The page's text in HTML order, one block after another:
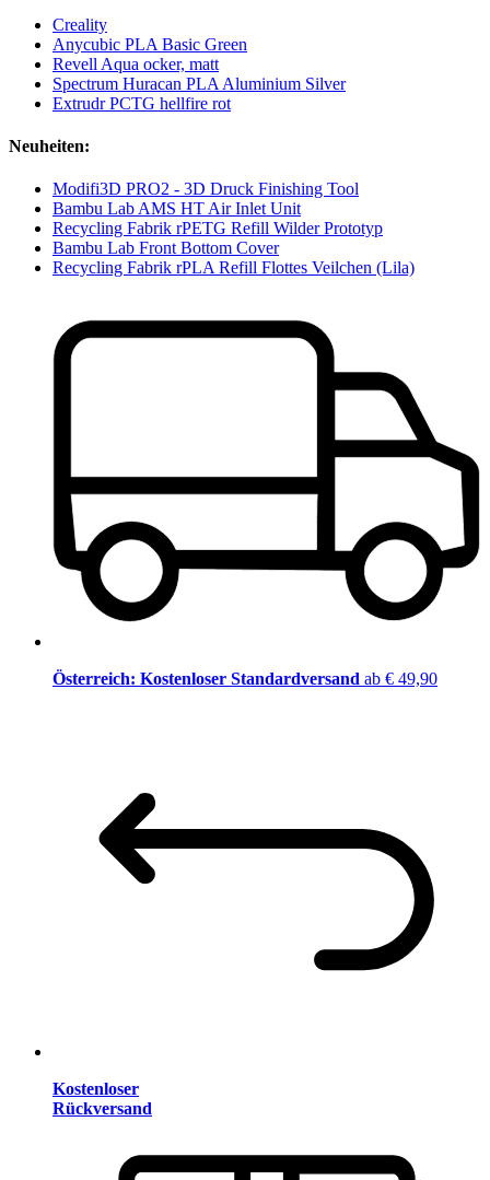
Creality
Anycubic PLA Basic Green
Revell Aqua ocker, matt
Spectrum Huracan PLA Aluminium Silver
Extrudr PCTG hellfire rot
Neuheiten:
Modifi3D PRO2 - 3D Druck Finishing Tool
Bambu Lab AMS HT Air Inlet Unit
Recycling Fabrik rPETG Refill Wilder Prototyp
Bambu Lab Front Bottom Cover
Recycling Fabrik rPLA Refill Flottes Veilchen (Lila)
Österreich: Kostenloser Standardversand ab € 49,90
Kostenloser
Rückversand